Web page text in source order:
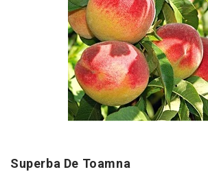
Superba De Toamna